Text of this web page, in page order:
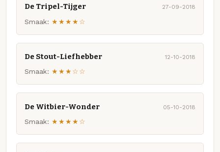
De Tripel-Tijger 27-09-2018
Smaak: ★★★★☆
De Stout-Liefhebber 12-10-2018
Smaak: ★★★☆☆
De Witbier-Wonder 05-10-2018
Smaak: ★★★★☆